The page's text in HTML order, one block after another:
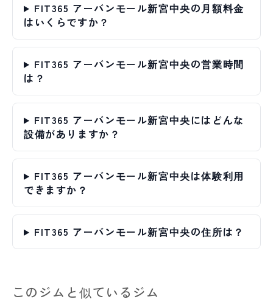
FIT365 アーバンモール新宮中央の月額料金
はいくらですか？
FIT365 アーバンモール新宮中央の営業時間
は？
FIT365 アーバンモール新宮中央にはどんな
設備がありますか？
FIT365 アーバンモール新宮中央は体験利用
できますか？
FIT365 アーバンモール新宮中央の住所は？
このジムと似ているジム